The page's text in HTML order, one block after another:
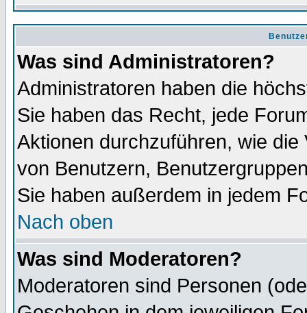
Was sind Administratoren?
Administratoren haben die
Sie haben das Recht, jede
Aktionen durchzuführen, wie
von Benutzern,
Sie haben außerdem in jedem
Nach oben
Was sind Moderatoren?
Moderatoren sind Personen